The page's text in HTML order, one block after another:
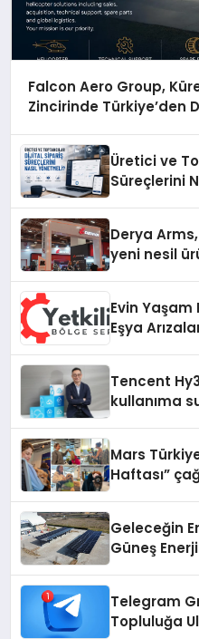
Falcon Aero Group,
Zincirinde Türkiye’den
Üretici ve
Süreçlerini
Derya
yeni nesil
Evin
Eşya
Tencent
kullanıma
Mars
Haftası”
Geleceğin
Güneş
Telegram
Topluluğa